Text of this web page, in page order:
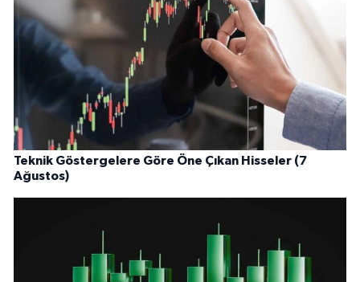
Teknik Göstergelere Göre Öne Çıkan Hisseler (7
Ağustos)